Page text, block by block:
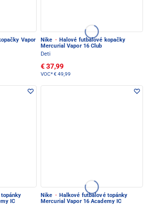
Vapor
Nike · Halové futbalové kopačky
Mercurial Vapor 16 Club
Deti
€ 37,99
VOC*€ 49,99
IC
Nike · Halkové futbalové topánky
Mercurial Vapor 16 Academy IC